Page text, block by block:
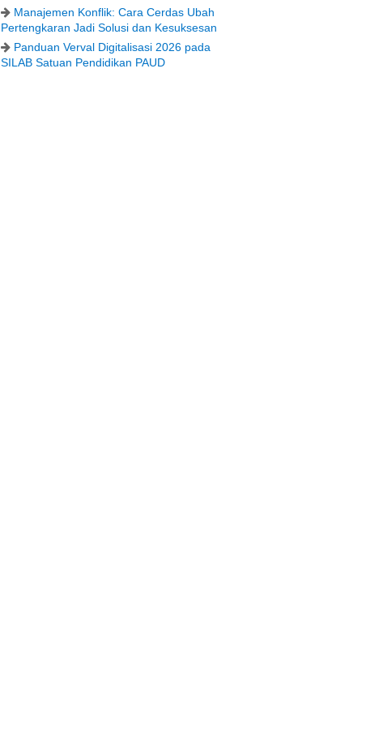
Manajemen Konflik: Cara Cerdas Ubah
Pertengkaran Jadi Solusi dan Kesuksesan
Panduan Verval Digitalisasi 2026 pada
SILAB Satuan Pendidikan PAUD